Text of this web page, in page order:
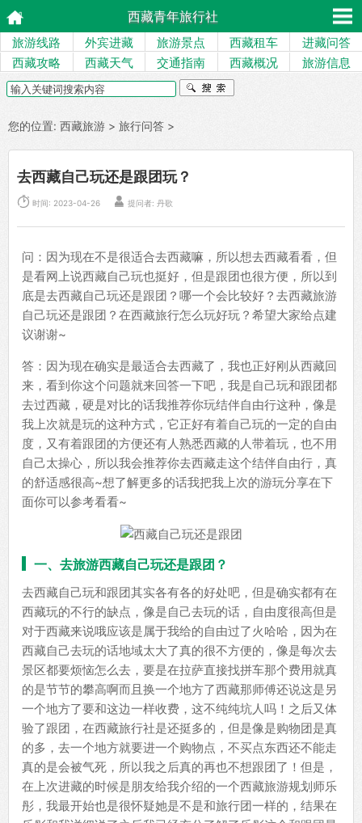
西藏青年旅行社
旅游线路 外宾进藏 旅游景点 西藏租车
进藏问答
西藏攻略
西藏天气 交通指南 西藏概况 旅游信息
您的位置: 西藏旅游 > 旅行问答 >
去西藏自己玩还是跟团玩？
 时间: 2023-04-26  提问者: 丹歌
问：因为现在不是很适合去西藏嘛，所以想去西藏看看，但
是看网上说西藏自己玩也挺好，但是跟团也很方便，所以到
底是去西藏自己玩还是跟团？哪一个会比较好？去西藏旅游
自己玩还是跟团？在西藏旅行怎么玩好玩？希望大家给点建
议谢谢~
答：因为现在确实是最适合去西藏了，我也正好刚从西藏回
来，看到你这个问题就来回答一下吧，我是自己玩和跟团都
去过西藏，硬是对比的话我推荐你玩结伴自由行这种，像是
我上次就是玩的这种方式，它正好有着自己玩的一定的自由
度，又有着跟团的方便还有人熟悉西藏的人带着玩，也不用
自己太操心，所以我会推荐你去西藏走这个结伴自由行，真
的舒适感很高~想了解更多的话我把我上次的游玩分享在下
面你可以参考看看~
一、去旅游西藏自己玩还是跟团？
去西藏自己玩和跟团其实各有各的好处吧，但是确实都有在
西藏玩的不行的缺点，像是自己去玩的话，自由度很高但是
对于西藏来说哦应该是属于我给的自由过了火哈哈，因为在
西藏自己去玩的话地域太大了真的很不方便的，像是每次去
景区都要烦恼怎么去，要是在拉萨直接找拼车那个费用就真
的是节节的攀高啊而且换一个地方了西藏那师傅还说这是另
一个地方了要和这边一样收费，这不纯纯坑人吗！之后又体
验了跟团，在西藏旅行社是还挺多的，但是像是购物团是真
的多，去一个地方就要进一个购物点，不买点东西还不能走
真的是会被气死，所以我之后真的再也不想跟团了！但是，
在上次进藏的时候是朋友给我介绍的一个西藏旅游规划师乐
彤，我最开始也是很怀疑她是不是和旅行团一样的，结果在